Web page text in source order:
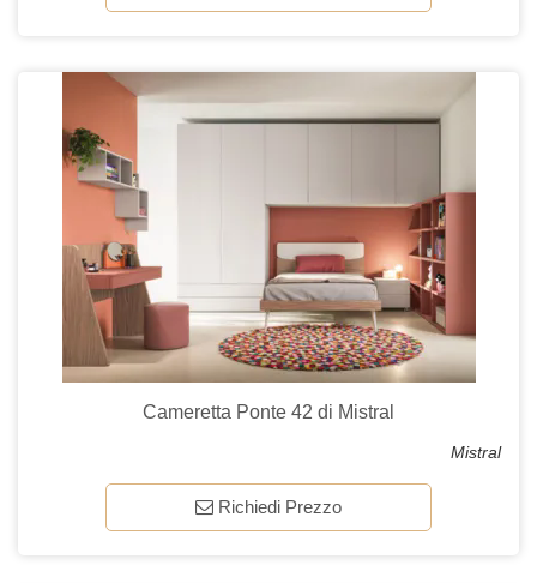
Cameretta Ponte 42 di Mistral
Mistral
Richiedi Prezzo